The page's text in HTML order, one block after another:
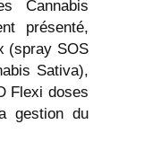
Cannabis
présenté,
(spray SOS
Sativa),
Flexi doses
gestion du